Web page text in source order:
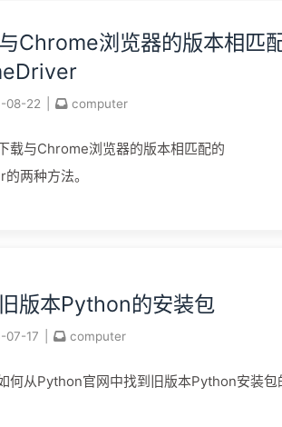
Chrome浏览器的版本相匹
08-22 computer
与Chrome浏览器的版本相匹配的
两种方法。
版本Python的安装包
07-17 computer
从Python官网中找到旧版本Python安装包